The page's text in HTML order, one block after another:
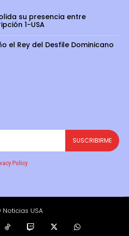
su presencia entre
1-USA
el Rey del Desfile Dominicano
SUSCRIBIRME
Policy.
Noticias USA